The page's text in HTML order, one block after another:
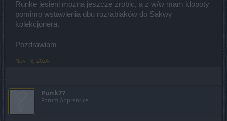
Runke jesieni mozna jeszcze zrobic, a z w/w mam klopoty
pomimo wstawienia obu rozrabiaków do Sakwy
kolekcjonera.
Pozdrawiam
Nov 18, 2024
Punk77
Forum Apprentice